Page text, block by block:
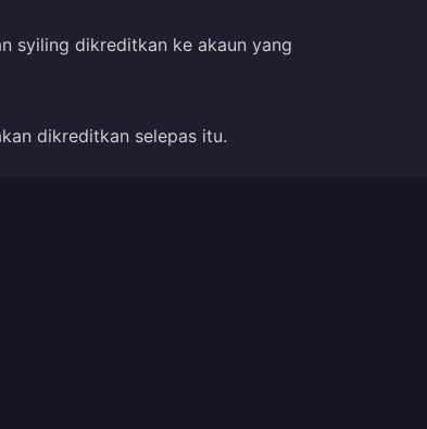
syiling dikreditkan ke akaun yang
dikreditkan selepas itu.